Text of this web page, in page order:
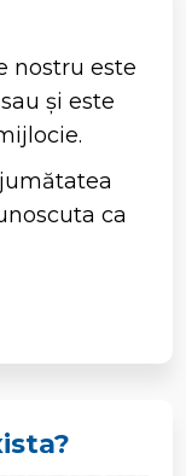
nostru este
și este
ca